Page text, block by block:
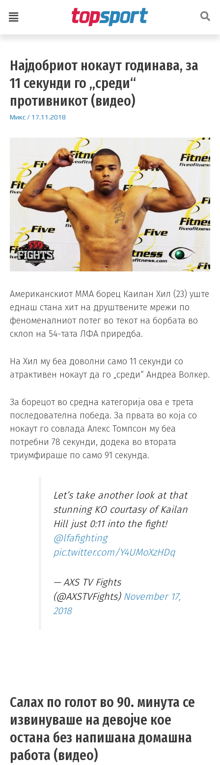
Најдобриот нокаут годинава, за
11 секунди го „среди“
противникот (видео)
Микс/ 17.11.2018
Американскиот ММА борец Каилан Хил (23) уште
еднаш стана хит на друштвените мрежи по
феноменалниот потег во текот на борбата во
склоп на 54-тата ЛФА приредба.
На Хил му беа доволни само 11 секунди со
атрактивен нокаут да го „среди“ Андреа Волкер.
За борецот во средна категорија ова е трета
последователна победа. За првата во која со
нокаут го совлада Алекс Томпсон му беа
потребни 78 секунди, додека во втората
триумфираше по само 91 секунда.
Let’s take another look at that
stunning KO courtasy of Kailan
Hill just 0:11 into the fight!
@lfafighting
pic.twitter.com/Y4UMoXzHDq
— AXS TV Fights
(@AXSTVFights) November 17,
2018
Салах по голот во 90. минута се
извинуваше на девојче кое
остана без напишана домашна
работа (видео)